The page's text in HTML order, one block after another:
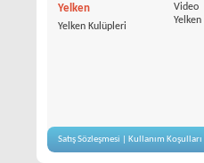
Yelken
Yelken Kulüpleri
Video
Satış Sözleşmesi Kullanım Koşulları